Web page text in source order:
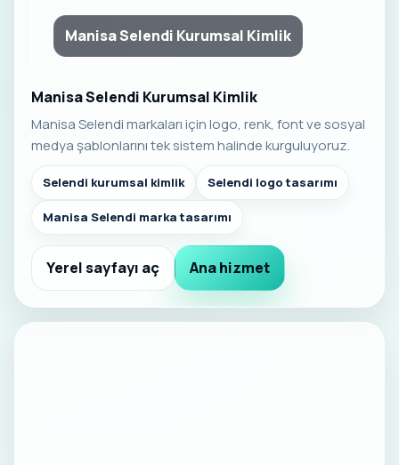
Manisa Selendi Kurumsal Kimlik
Manisa Selendi Kurumsal Kimlik
Manisa Selendi markaları için logo, renk, font ve sosyal
medya şablonlarını tek sistem halinde kurguluyoruz.
Selendi kurumsal kimlik Selendi logo tasarımı
Manisa Selendi marka tasarımı
Yerel sayfayı aç Ana hizmet